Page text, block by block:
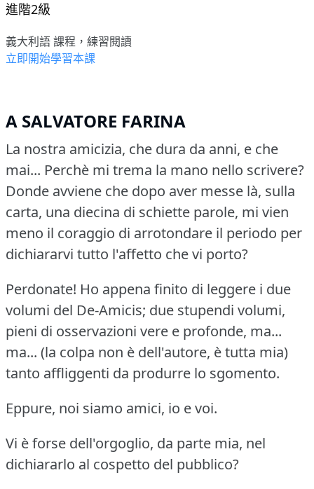
進階2級
義大利語 課程，練習閱讀
立即開始學習本課
A SALVATORE FARINA
La nostra amicizia, che dura da anni, e che
mai... Perchè mi trema la mano nello scrivere?
Donde avviene che dopo aver messe là, sulla
carta, una diecina di schiette parole, mi vien
meno il coraggio di arrotondare il periodo per
dichiararvi tutto l'affetto che vi porto?
Perdonate! Ho appena finito di leggere i due
volumi del De-Amicis; due stupendi volumi,
pieni di osservazioni vere e profonde, ma...
ma... (la colpa non è dell'autore, è tutta mia)
tanto affliggenti da produrre lo sgomento.
Eppure, noi siamo amici, io e voi.
Vi è forse dell'orgoglio, da parte mia, nel
dichiararlo al cospetto del pubblico?